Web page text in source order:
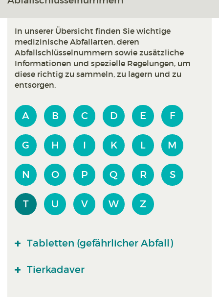
In unserer Übersicht finden Sie wichtige
medizinische Abfallarten, deren
Abfallschlüsselnummern sowie zusätzliche
Informationen und spezielle Regelungen, um
diese richtig zu sammeln, zu lagern und zu
entsorgen.
A B C D E F
G H I K L M
N O P Q R S
T U V W Z
Tabletten (gefährlicher Abfall)
Tierkadaver